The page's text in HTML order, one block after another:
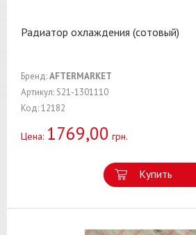
Радиатор охлаждения (сотовый)
Бренд:AFTERMARKET
Артикул: S21-1301110
Код: 12182
Цена: 1769,00 грн.
Купить